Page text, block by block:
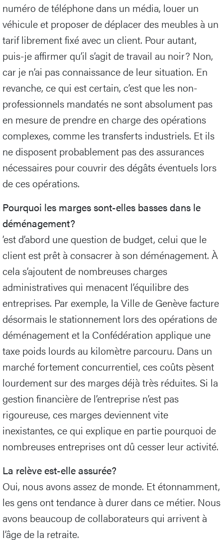
numéro de téléphone dans un média, louer un
véhicule et proposer de déplacer des meubles à un
tarif librement fixé avec un client. Pour autant,
puis-je affirmer qu’il s’agit de travail au noir? Non,
car je n’ai pas connaissance de leur situation. En
revanche, ce qui est certain, c’est que les non-
professionnels mandatés ne sont absolument pas
en mesure de prendre en charge des opérations
complexes, comme les transferts industriels. Et ils
ne disposent probablement pas des assurances
nécessaires pour couvrir des dégâts éventuels lors
de ces opérations.
Pourquoi les marges sont-elles basses dans le
déménagement?
’est d’abord une question de budget, celui que le
client est prêt à consacrer à son déménagement. À
cela s’ajoutent de nombreuses charges
administratives qui menacent l’équilibre des
entreprises. Par exemple, la Ville de Genève facture
désormais le stationnement lors des opérations de
déménagement et la Confédération applique une
taxe poids lourds au kilomètre parcouru. Dans un
marché fortement concurrentiel, ces coûts pèsent
lourdement sur des marges déjà très réduites. Si la
gestion financière de l’entreprise n’est pas
rigoureuse, ces marges deviennent vite
inexistantes, ce qui explique en partie pourquoi de
nombreuses entreprises ont dû cesser leur activité.
La relève est-elle assurée?
Oui, nous avons assez de monde. Et étonnamment,
les gens ont tendance à durer dans ce métier. Nous
avons beaucoup de collaborateurs qui arrivent à
l’âge de la retraite.